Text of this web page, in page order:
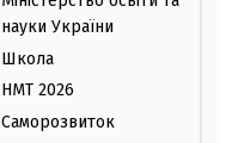
науки України
Школа
НМТ 2026
Саморозвиток